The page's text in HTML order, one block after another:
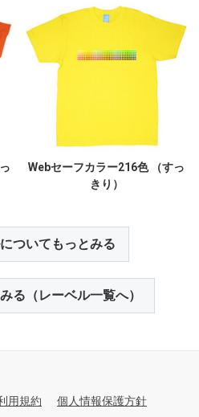
Webセーフカラー216色 （すっ
きり）
ついてもっとみる
る（レーベル一覧へ）
用規約
個人情報保護方針